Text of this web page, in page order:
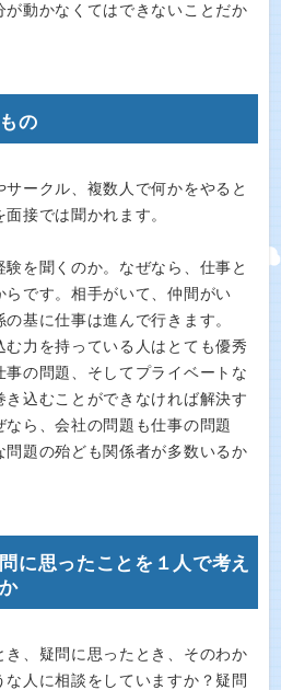
動かなくてはできないことだか
の
ークル、複数人で何かをやると
接では聞かれます。
を聞くのか。なぜなら、仕事と
らです。相手がいて、仲間がい
基に仕事は進んで行きます。
む力を持っている人はとても優秀
の問題、そしてプライベートな
き込むことができなければ解決す
ら、会社の問題も仕事の問題
問題の殆ども関係者が多数いるか
に思ったことを１人で考え
き、疑問に思ったとき、そのわか
人に相談をしていますか？疑問